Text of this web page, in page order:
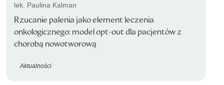
lek. Paulina Kalman
Rzucanie palenia jako element leczenia
onkologicznego: model opt-out dla pacjentów z
chorobą nowotworową
Aktualności